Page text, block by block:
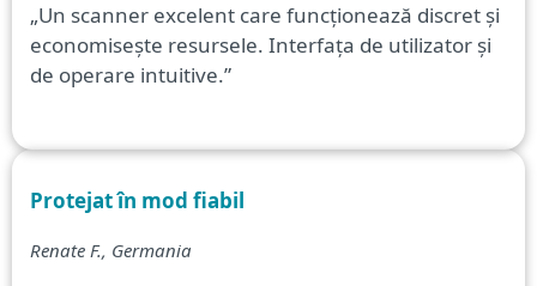
„Un scanner excelent care funcționează discret și
economisește resursele. Interfața de utilizator și
de operare intuitive.”
Protejat în mod fiabil
Renate F., Germania